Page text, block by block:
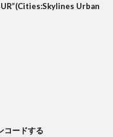
Urban
コードする